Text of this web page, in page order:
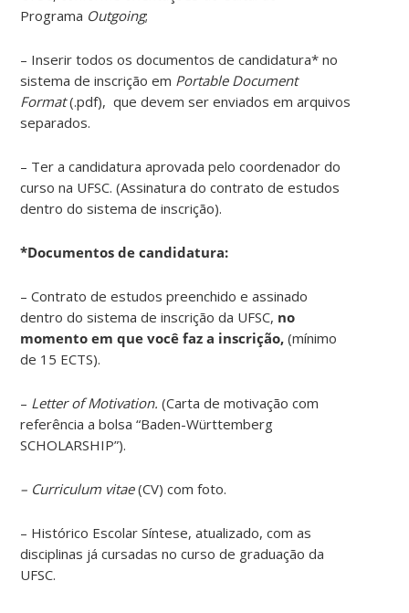
Programa Outgoing;
– Inserir todos os documentos de candidatura* no
sistema de inscrição em Portable Document
Format(.pdf), que devem ser enviados em arquivos
separados.
– Ter a candidatura aprovada pelo coordenador do
curso na UFSC. (Assinatura do contrato de estudos
dentro do sistema de inscrição).
*Documentos de candidatura:
– Contrato de estudos preenchido e assinado
dentro do sistema de inscrição da UFSC, no
momento em que você faz a inscrição, (mínimo
de 15 ECTS).
– Letter of Motivation.(Carta de motivação com
referência a bolsa “Baden-Württemberg
SCHOLARSHIP”).
– Curriculum vitae(CV) com foto.
– Histórico Escolar Síntese, atualizado, com as
disciplinas já cursadas no curso de graduação da
UFSC.